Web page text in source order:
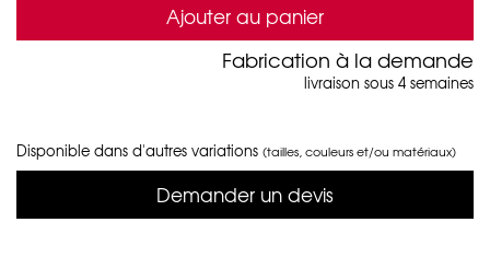
Ajouter au panier
Fabrication à la demande
livraison sous 4 semaines
Disponible dans d'autres variations (tailles, couleurs et/ou matériaux)
Demander un devis